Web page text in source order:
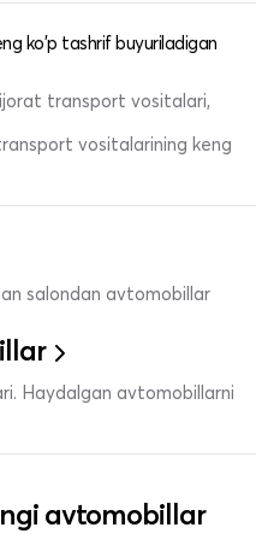
ko'p tashrif buyuriladigan
transport vositalari,
vositalarining keng
salondan avtomobillar
Haydalgan avtomobillarni
avtomobillar